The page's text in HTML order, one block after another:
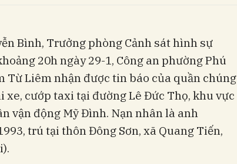
Bình, Trưởng phòng Cảnh sát hình sự
20h ngày 29-1, Công an phường Phú
Từ Liêm nhận được tin báo của quần chúng
xe, cướp taxi tại đường Lê Đức Thọ, khu vực
vận động Mỹ Đình. Nạn nhân là anh
trú tại thôn Đông Sơn, xã Quang Tiến,